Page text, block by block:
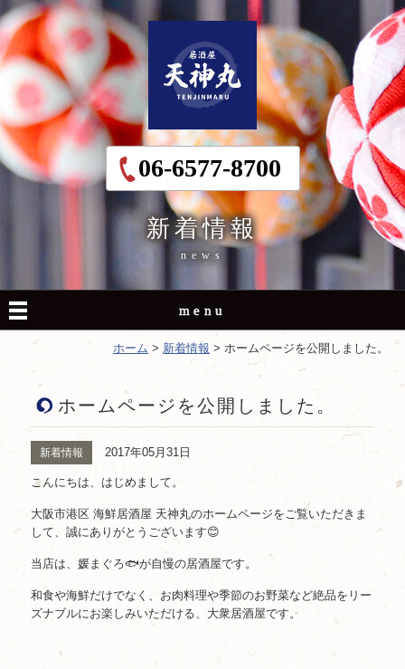
06-6577-8700
新着情報
news
menu
ホーム > 新着情報 >ホームページを公開しました。
ホームページを公開しました。
新着情報 2017年05月31日
こんにちは、はじめまして。
大阪市港区 海鮮居酒屋 天神丸のホームページをご覧いただきま
して、誠にありがとうございます😊
当店は、媛まぐろ🐟が自慢の居酒屋です。
和食や海鮮だけでなく、お肉料理や季節のお野菜など絶品をリー
ズナブルにお楽しみいただける、大衆居酒屋です。